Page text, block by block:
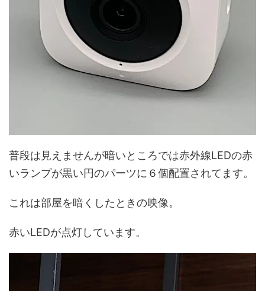
普段は見えませんが暗いところでは赤外線LEDの赤
いランプが黒い円のパーツに６個配置されてます。
これは部屋を暗くしたときの映像。
赤いLEDが点灯しています。